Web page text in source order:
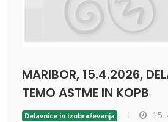
MARIBOR, 15.4.2026,
TEMO ASTME IN KOPB
Delavnice in izobraževanja
15.